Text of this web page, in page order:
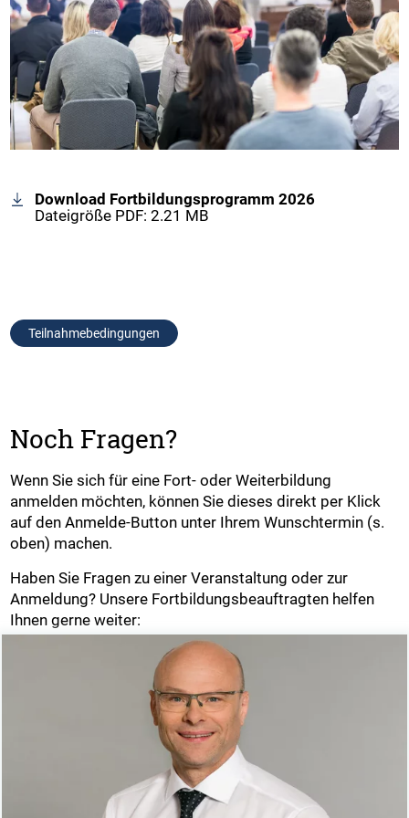
Download Fortbildungsprogramm 2026
Dateigröße PDF: 2.21 MB
Teilnahmebedingungen
Noch Fragen?
Wenn Sie sich für eine Fort- oder Weiterbildung
anmelden möchten, können Sie dieses direkt per Klick
auf den Anmelde-Button unter Ihrem Wunschtermin (s.
oben) machen.
Haben Sie Fragen zu einer Veranstaltung oder zur
Anmeldung? Unsere Fortbildungsbeauftragten helfen
Ihnen gerne weiter: